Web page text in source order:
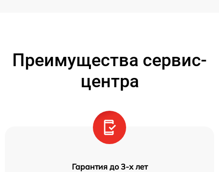
Преимущества сервис-
центра
Гарантия до 3-х лет